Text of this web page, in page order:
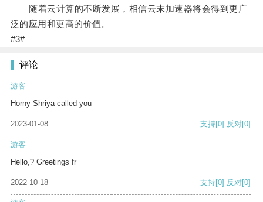
随着云计算的不断发展，相信云末加速器将会得到更广
泛的应用和更高的价值。
#3#
评论
游客
Horny Shriya called you
2023-01-08 支持[0] 反对[0]
游客
Hello,? Greetings fr
2022-10-18 支持[0] 反对[0]